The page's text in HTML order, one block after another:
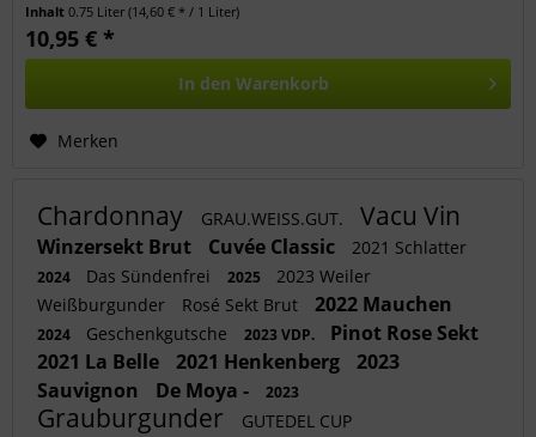
Inhalt0.75 Liter(14,60 € * / 1 Liter)
10,95 € *
In den Warenkorb
Merken
Chardonnay GRAU.WEISS.GUT. Vacu Vin
Winzersekt Brut Cuvée Classic 2021 Schlatter
2024 Das Sündenfrei 2025
2023 Weiler
Weißburgunder
Rosé Sekt Brut 2022 Mauchen
2024 Geschenkgutsche 2023 VDP.
Pinot Rose Sekt
2021 La Belle
2021 Henkenberg
2023
Sauvignon
De Moya - 2023
Grauburgunder GUTEDEL CUP